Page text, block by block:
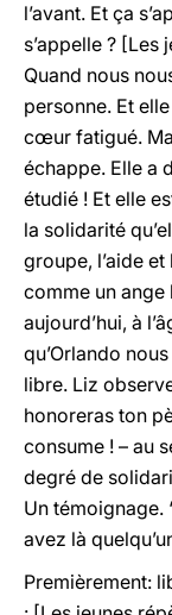
l’avant. Et ça
s’appelle ? [Les
Quand nous
personne. Et
cœur fatigué.
échappe. Elle a
étudié ! Et elle
la solidarité
groupe, l’aide
comme un ange
aujourd’hui, à
qu’Orlando
libre. Liz
honoreras ton
consume ! – au
degré de
Un témoignage.
avez là
Premièrement: